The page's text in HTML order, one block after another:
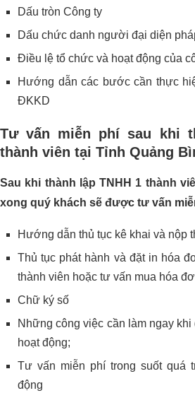
Dấu tròn Công ty
Dấu chức danh người đại diện
Điều lệ tổ chức và hoạt động của
Hướng dẫn các bước cần thực
ĐKKD
Tư vấn miễn phí sau khi
thành viên tại Tỉnh Quảng
Sau khi thành lập TNHH 1 thành
xong quý khách sẽ được tư vấn
Hướng dẫn thủ tục kê khai và nộp
Thủ tục phát hành và đặt in hóa
thành viên hoặc tư vấn mua hóa
Chữ ký số
Những công việc cần làm ngay
hoạt động;
Tư vấn miễn phí trong suốt quá
động